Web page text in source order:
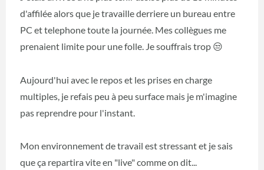
d'affilée alors que je travaille derriere un bureau entre
PC et telephone toute la journée. Mes collègues me
prenaient limite pour une folle. Je souffrais trop 😒
Aujourd'hui avec le repos et les prises en charge
multiples, je refais peu à peu surface mais je m'imagine
pas reprendre pour l'instant.
Mon environnement de travail est stressant et je sais
que ça repartira vite en "live" comme on dit...